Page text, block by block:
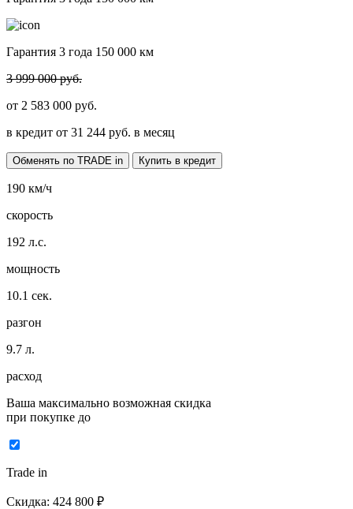
Гарантия 3 года 150 000 км
3 999 000 руб.
от 2 583 000 руб.
в кредит от 31 244 руб. в месяц
Обменять по TRADE in Купить в кредит
190 км/ч
скорость
192 л.с.
мощность
10.1 сек.
разгон
9.7 л.
расход
Ваша максимально возможная скидка
при покупке до
Trade in
Скидка: 424 800 ₽